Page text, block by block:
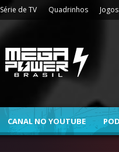
Série de TV Quadrinhos Jogos
CANAL NO YOUTUBE